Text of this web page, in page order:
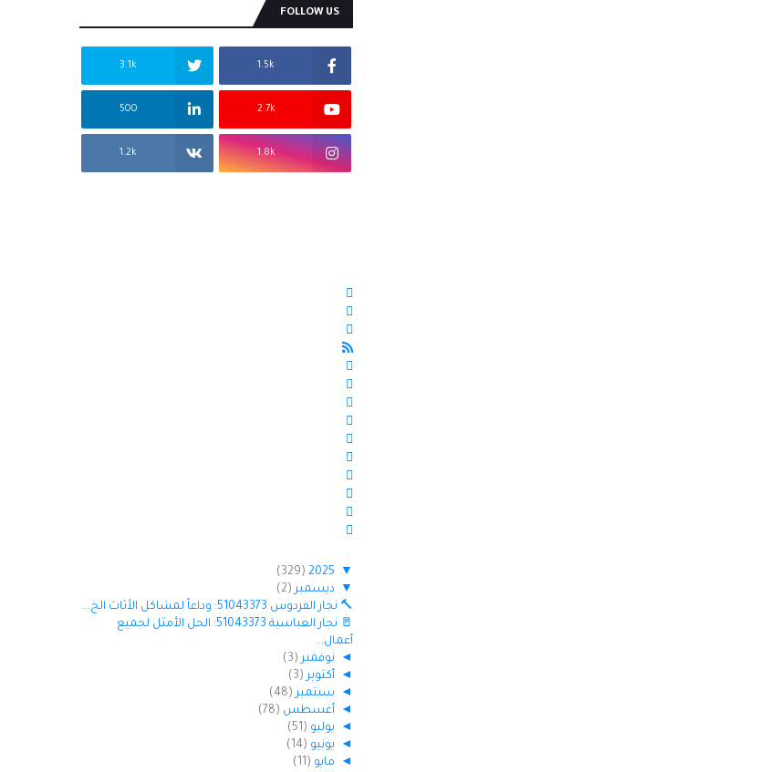
FOLLOW US
1.5k
3.1k
2.7k
500
1.8k
1.2k
▼
2025
(329)
▼
ديسمبر (2)
🔨 نجار الفردوس 51043373: وداعاً لمشاكل الأثاث الخ...
🚪 نجار العباسية 51043373: الحل الأمثل لجميع
أعمال...
◄ نوفمبر (3)
◄ أكتوبر (3)
◄ سبتمبر (48)
◄ أغسطس (78)
◄ يوليو (51)
◄ يونيو (14)
◄ مايو (11)